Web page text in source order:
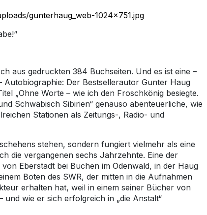
aus gedruckten 384 Buchseiten. Und es ist eine –
Autobiographie: Der Bestsellerautor Gunter Haug
„Ohne Worte – wie ich den Froschkönig besiegte.
Schwäbisch Sibirien“ genauso abenteuerliche, wie
Stationen als Zeitungs-, Radio- und
stehen, sondern fungiert vielmehr als eine
die vergangenen sechs Jahrzehnte. Eine der
Eberstadt bei Buchen im Odenwald, in der Haug
Boten des SWR, der mitten in die Aufnahmen
erhalten hat, weil in einem seiner Bücher von
und wie er sich erfolgreich in „die Anstalt“